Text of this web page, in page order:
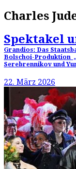
Charles
Spektakel
Grandios: Das
Bolschoi-Produktion
Serebrennikov und
22. März 2026